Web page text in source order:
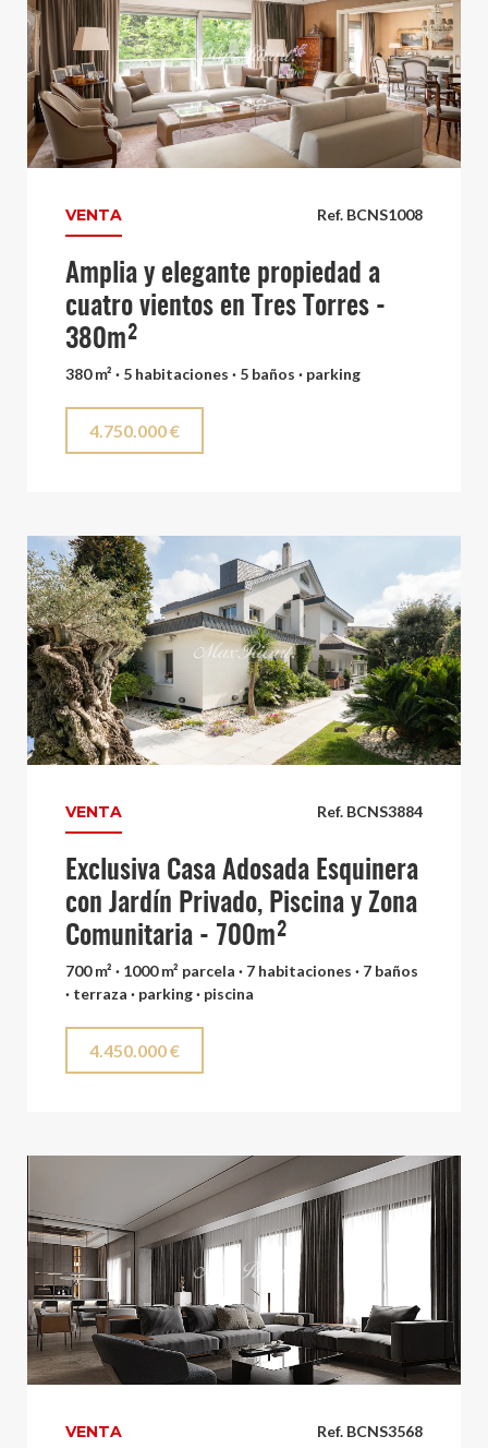
Ref. BCNS1008
VENTA
Amplia y elegante propiedad a
cuatro vientos en Tres Torres -
380m²
380 m² · 5 habitaciones · 5 baños · parking
4.750.000 €
Ref. BCNS3884
VENTA
Exclusiva Casa Adosada Esquinera
con Jardín Privado, Piscina y Zona
Comunitaria - 700m²
700 m² · 1000 m² parcela · 7 habitaciones · 7 baños
· terraza · parking · piscina
4.450.000 €
Ref. BCNS3568
VENTA